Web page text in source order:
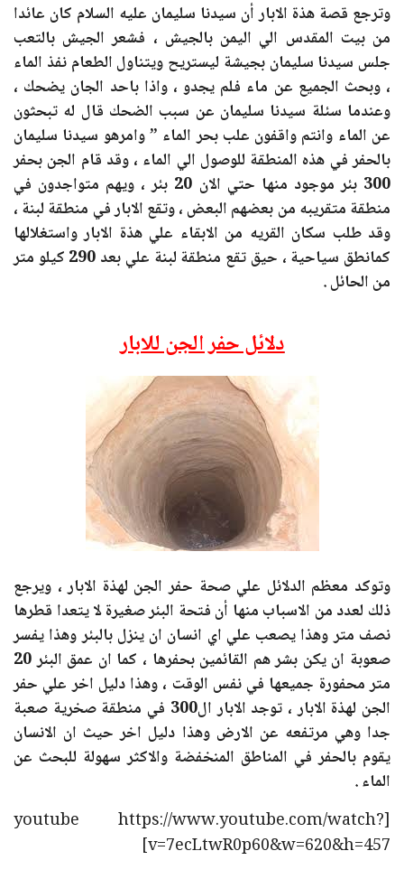
وترجع قصة هذة الابار أن سيدنا سليمان عليه السلام كان عائدا
من بيت المقدس الي اليمن بالجيش ، فشعر الجيش بالتعب
جلس سيدنا سليمان بجيشة ليستريح ويتناول الطعام نفذ الماء
، وبحث الجميع عن ماء فلم يجدو ، واذا باحد الجان يضحك ،
وعندما سئلة سيدنا سليمان عن سبب الضحك قال له تبحثون
عن الماء وانتم واقفون علب بحر الماء ” وامرهو سيدنا سليمان
بالحفر في هذه المنطقة للوصول الي الماء ، وقد قام الجن بحفر
300 بئر موجود منها حتي الان 20 بئر ، ويهم متواجدون في
منطقة متقريبه من بعضهم البعض ، وتقع الابار في منطقة لبنة ،
وقد طلب سكان القريه من الابقاء علي هذة الابار واستغلالها
كمانطق سياحية ، حيق تقع منطقة لبنة علي بعد 290 كيلو متر
من الحائل .
دلائل حفر الجن للابار
وتوكد معظم الدلائل علي صحة حفر الجن لهذة الابار ، ويرجع
ذلك لعدد من الاسباب منها أن فتحة البئر صغيرة لا يتعدا قطرها
نصف متر وهذا يصعب علي اي انسان ان ينزل بالبئر وهذا يفسر
صعوبة ان يكن بشر هم القائمين بحفرها ، كما ان عمق البئر 20
متر محفورة جميعها في نفس الوقت ، وهذا دليل اخر علي حفر
الجن لهذة الابار ، توجد الابار ال300 في منطقة صخرية صعبة
جدا وهي مرتفعه عن الارض وهذا دليل اخر حيث ان الانسان
يقوم بالحفر في المناطق المنخفضة والاكثر سهولة للبحث عن
الماء .
[youtube https://www.youtube.com/watch?
v=7ecLtwR0p60&w=620&h=457]